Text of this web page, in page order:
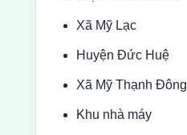
Xã Mỹ Lạc
Huyện Đức Huệ
Xã Mỹ Thạnh Đông
Khu nhà máy